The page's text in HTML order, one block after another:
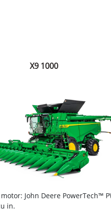
X9 1000
John Deere PowerTech™
in.